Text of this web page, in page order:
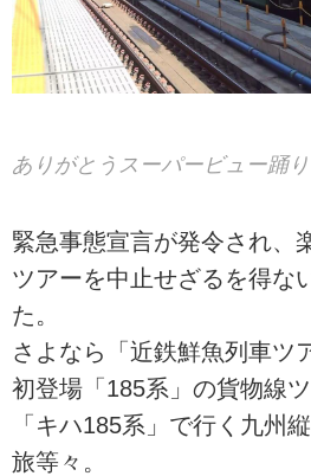
ありがとうスーパービュー踊
緊急事態宣言が発令され、
ツアーを中止せざるを得な
た。
さよなら「近鉄鮮魚列車ツ
初登場「185系」の貨物線
「キハ185系」で行く九州
旅等々。